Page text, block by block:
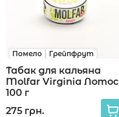
Помело Грейпфрут
Табак для кальяна
Molfar Virginia Лотос
100 г
275 грн.